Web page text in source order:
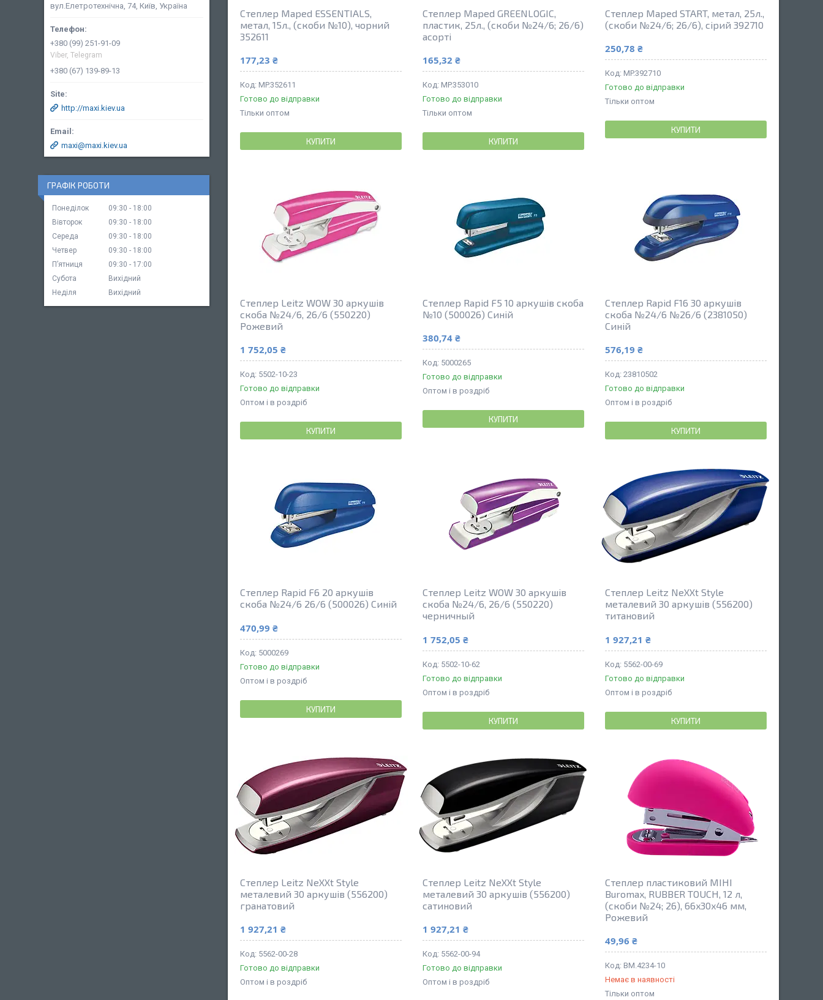
Степлер Maped ESSENTIALS,
метал, 15л., (скоби №10), чорний
352611
177,23 ₴
MP.352611
Готово до відправки
Тільки оптом
КУПИТИ
Степлер Maped GREENLOGIC,
пластик, 25л., (скоби №24/6; 26/6)
асорті
165,32 ₴
MP.353010
Готово до відправки
Тільки оптом
КУПИТИ
Степлер Maped START, метал, 25л.,
(скоби №24/6; 26/6), сірий 392710
250,78 ₴
MP.392710
Готово до відправки
Тільки оптом
КУПИТИ
Степлер Leitz WOW 30 аркушів
скоба №24/6, 26/6 (550220)
Рожевий
1 752,05 ₴
5502-10-23
Готово до відправки
Оптом і в роздріб
КУПИТИ
Степлер Rapid F5 10 аркушів скоба
№10 (500026) Синій
380,74 ₴
5000265
Готово до відправки
Оптом і в роздріб
КУПИТИ
Степлер Rapid F16 30 аркушів
скоба №24/6 №26/6 (2381050)
Синій
576,19 ₴
23810502
Готово до відправки
Оптом і в роздріб
КУПИТИ
Степлер Rapid F6 20 аркушів
скоба №24/6 26/6 (500026) Синій
470,99 ₴
5000269
Готово до відправки
Оптом і в роздріб
КУПИТИ
Степлер Leitz WOW 30 аркушів
скоба №24/6, 26/6 (550220)
черничный
1 752,05 ₴
5502-10-62
Готово до відправки
Оптом і в роздріб
КУПИТИ
Степлер Leitz NeXXt Style
металевий 30 аркушів (556200)
титановий
1 927,21 ₴
5562-00-69
Готово до відправки
Оптом і в роздріб
КУПИТИ
Степлер Leitz NeXXt Style
металевий 30 аркушів (556200)
гранатовий
1 927,21 ₴
5562-00-28
Готово до відправки
Оптом і в роздріб
Степлер Leitz NeXXt Style
металевий 30 аркушів (556200)
сатиновий
1 927,21 ₴
5562-00-94
Готово до відправки
Оптом і в роздріб
Степлер пластиковий МІНІ
Buromax, RUBBER TOUCH, 12 л,
(скоби №24; 26), 66x30x46 мм,
Рожевий
49,96 ₴
BM.4234-10
Немає в наявності
Тільки оптом
вул.Елетротехнічна, 74, Київ, Україна
+380 (99) 251-91-09
Viber, Telegram
+380 (67) 139-89-13
http://maxi.kiev.ua
maxi@maxi.kiev.ua
ГРАФІК РОБОТИ
Понеділок 09:30
18:00
Вівторок
09:30
18:00
Середа
09:30
18:00
Четвер
09:30
18:00
Пʼятниця
09:30
17:00
Субота
Вихідний
Неділя
Вихідний